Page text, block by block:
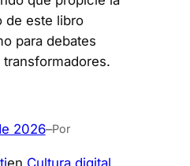
de este libro
para debates
2026–Por
en Cultura digital